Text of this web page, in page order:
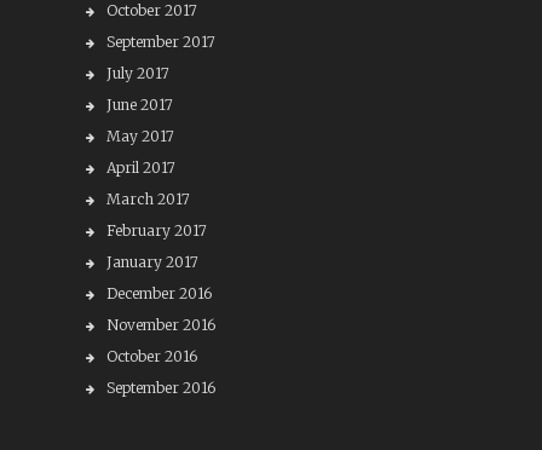
October 2017
September 2017
July 2017
June 2017
May 2017
April 2017
March 2017
February 2017
January 2017
December 2016
November 2016
October 2016
September 2016